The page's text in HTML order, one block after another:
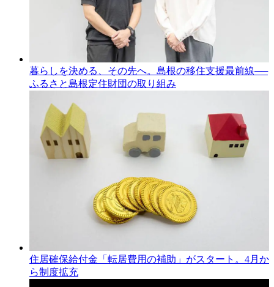
暮らしを決める、その先へ。島根の移住支援最前線──
ふるさと島根定住財団の取り組み
住居確保給付金「転居費用の補助」がスタート。4月か
ら制度拡充